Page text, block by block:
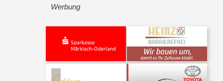
Werbung